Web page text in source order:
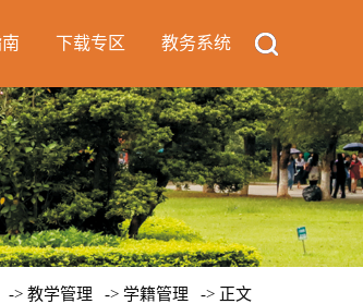
下载专区 教务系统
-> 教学管理 -> 学籍管理 -> 正文